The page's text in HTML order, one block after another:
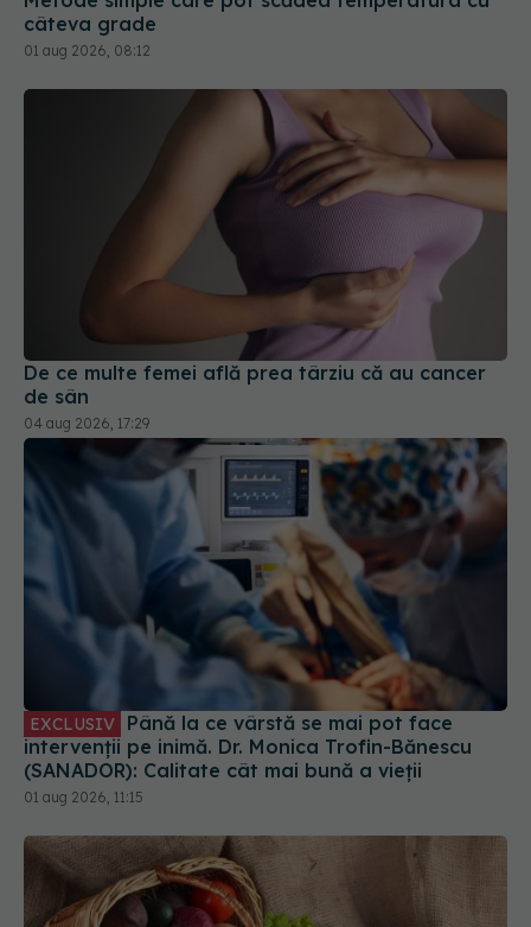
01 aug 2026, 08:12
De ce multe femei află prea târziu că au cancer
de sân
04 aug 2026, 17:29
intervenții pe inimă. Dr. Monica Trofin-Bănescu
(SANADOR): Calitate cât mai bună a vieții
01 aug 2026, 11:15